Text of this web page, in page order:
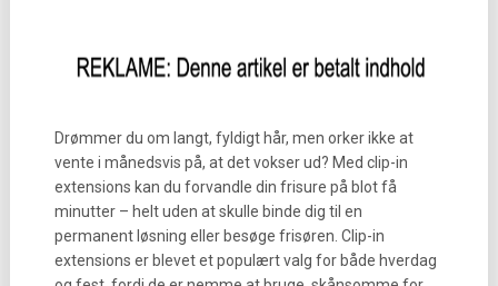
Drømmer du om langt, fyldigt hår, men orker ikke at
vente i månedsvis på, at det vokser ud? Med clip-in
extensions kan du forvandle din frisure på blot få
minutter – helt uden at skulle binde dig til en
permanent løsning eller besøge frisøren. Clip-in
extensions er blevet et populært valg for både hverdag